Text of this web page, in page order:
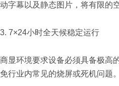
动字幕以及静态图片，将有限的
3. 7×24小时全天候稳定运行
商显环境要求设备必须具备极高
免行业内常见的烧屏或死机问题。